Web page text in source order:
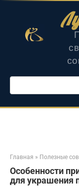
Поиск:
Главная » Полезные
Особенности
для украшения